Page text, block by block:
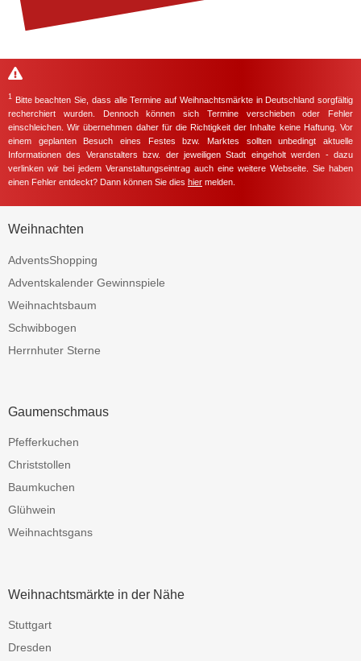
1 Bitte beachten Sie, dass alle Termine auf Weihnachtsmärkte in Deutschland sorgfältig
recherchiert wurden. Dennoch können sich Termine verschieben oder Fehler
einschleichen. Wir übernehmen daher für die Richtigkeit der Inhalte keine Haftung. Vor
einem geplanten Besuch eines Festes bzw. Marktes sollten unbedingt aktuelle
Informationen des Veranstalters bzw. der jeweiligen Stadt eingeholt werden - dazu
verlinken wir bei jedem Veranstaltungseintrag auch eine weitere Webseite. Sie haben
einen Fehler entdeckt? Dann können Sie dies hier melden.
Weihnachten
AdventsShopping
Adventskalender Gewinnspiele
Weihnachtsbaum
Schwibbogen
Herrnhuter Sterne
Gaumenschmaus
Pfefferkuchen
Christstollen
Baumkuchen
Glühwein
Weihnachtsgans
Weihnachtsmärkte in der Nähe
Stuttgart
Dresden